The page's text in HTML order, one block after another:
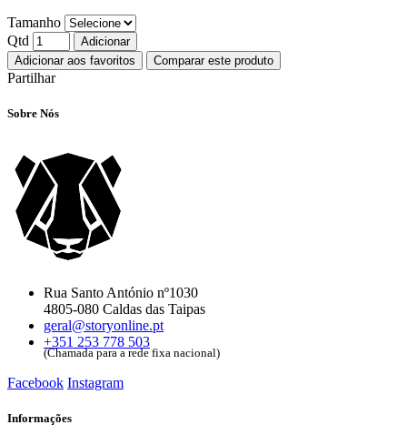
Tamanho
Qtd
Adicionar
Adicionar aos favoritos
Comparar este produto
Partilhar
Sobre Nós
Rua Santo António nº1030
4805-080 Caldas das Taipas
geral@storyonline.pt
+351 253 778 503
(Chamada para a rede fixa nacional)
Facebook Instagram
Informações